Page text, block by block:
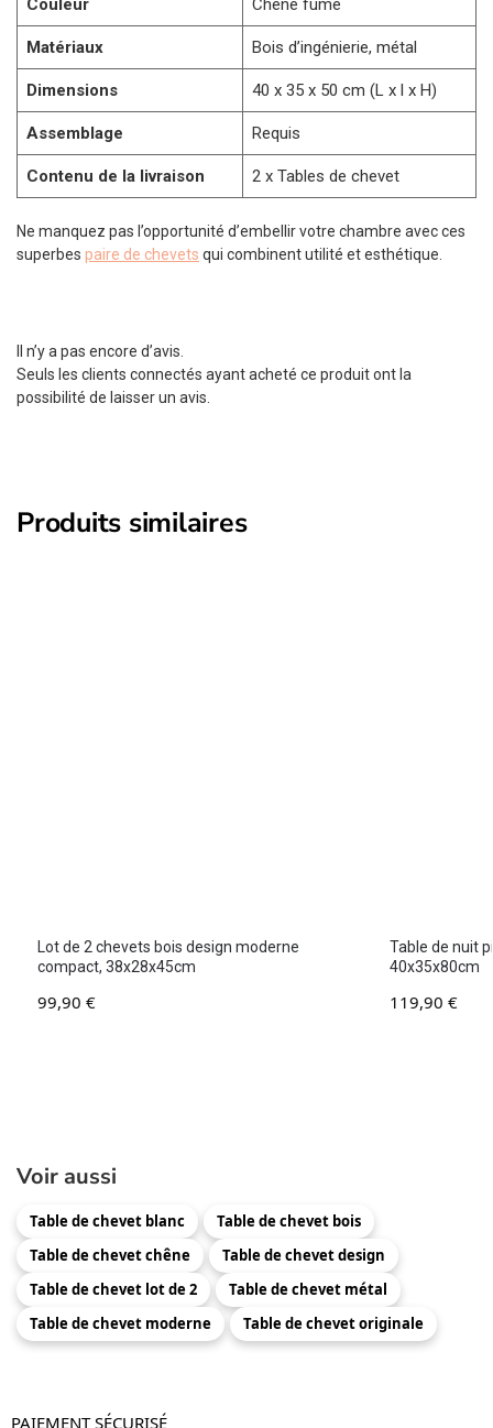
Couleur Chêne fumé
Matériaux Bois d’ingénierie, métal
Dimensions 40 x 35 x 50 cm (L x l x H)
Assemblage Requis
Contenu de la livraison 2 x Tables de chevet
Ne manquez pas l’opportunité d’embellir votre chambre avec ces
superbes paire de chevets qui combinent utilité et esthétique.
Il n’y a pas encore d’avis.
Seuls les clients connectés ayant acheté ce produit ont la
possibilité de laisser un avis.
Produits similaires
Lot de 2 chevets bois design moderne
compact, 38x28x45cm
99,90 €
Table de nuit
40x35x80cm
119,90 €
Voir aussi
Table de chevet blanc
Table de chevet bois
Table de chevet chêne
Table de chevet design
Table de chevet lot de 2
Table de chevet métal
Table de chevet moderne
Table de chevet originale
PAIEMENT SÉCURISÉ